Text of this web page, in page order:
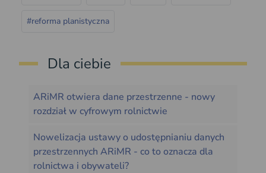
#reforma planistyczna
Dla ciebie
ARiMR otwiera dane przestrzenne - nowy
rozdział w cyfrowym rolnictwie
Nowelizacja ustawy o udostępnianiu danych
przestrzennych ARiMR - co to oznacza dla
rolnictwa i obywateli?